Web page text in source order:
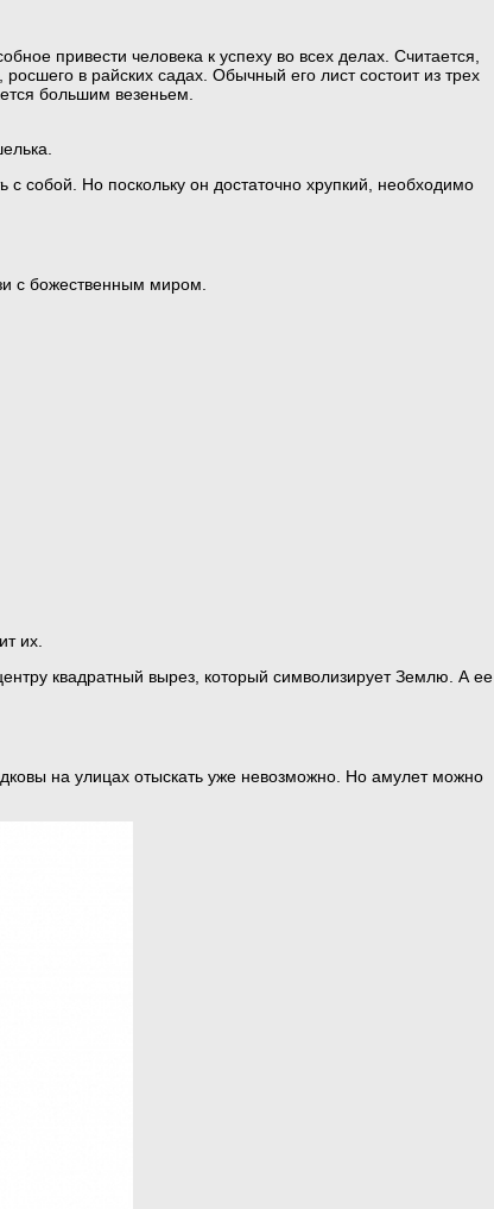
привести человека к успеху во всех делах. Считается,
в райских садах. Обычный его лист состоит из трех
большим везеньем.
с собой. Но поскольку он достаточно хрупкий, необходимо
с божественным миром.
их.
квадратный вырез, который символизирует Землю. А ее
на улицах отыскать уже невозможно. Но амулет можно